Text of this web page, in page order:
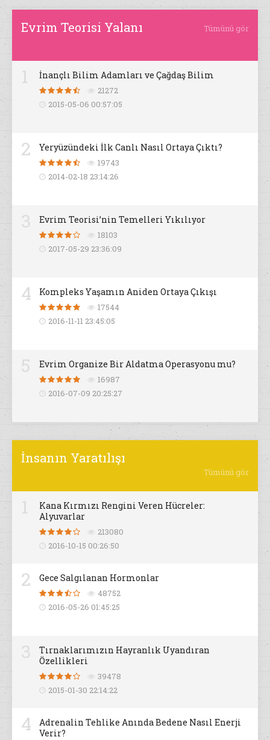
Evrim Teorisi Yalanı Tümünü gör
İnançlı Bilim Adamları ve Çağdaş Bilim
21272
2015-05-06 00:57:05
2 Yeryüzündeki İlk Canlı Nasıl Ortaya Çıktı?
19743
2014-02-18 23:14:26
Evrim Teorisi’nin Temelleri Yıkılıyor
18103
2017-05-29 23:36:09
4 Kompleks Yaşamın Aniden Ortaya Çıkışı
17544
2016-11-11 23:45:05
Evrim Organize Bir Aldatma Operasyonu mu?
16987
2016-07-09 20:25:27
İnsanın Yaratılışı
Tümünü gör
Kana Kırmızı Rengini Veren Hücreler:
Alyuvarlar
213080
2016-10-15 00:26:50
2 Gece Salgılanan Hormonlar
48752
2016-05-26 01:45:25
Tırnaklarımızın Hayranlık Uyandıran
Özellikleri
39478
2015-01-30 22:14:22
4
Adrenalin Tehlike Anında Bedene Nasıl Enerji
Verir?